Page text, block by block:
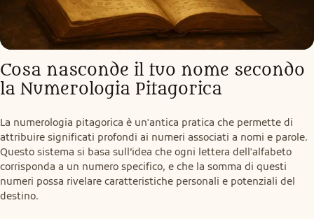
Cosa nasconde il tuo nome secondo
la Numerologia Pitagorica
La numerologia pitagorica è un'antica pratica che permette di
attribuire significati profondi ai numeri associati a nomi e parole.
Questo sistema si basa sull’idea che ogni lettera dell'alfabeto
corrisponda a un numero specifico, e che la somma di questi
numeri possa rivelare caratteristiche personali e potenziali del
destino.